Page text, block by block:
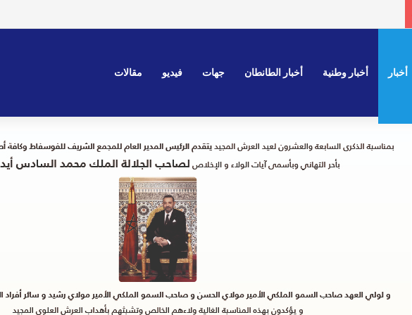
أخبار أخبار وطنية أخبار الطانطان جهات فيديو مقالات